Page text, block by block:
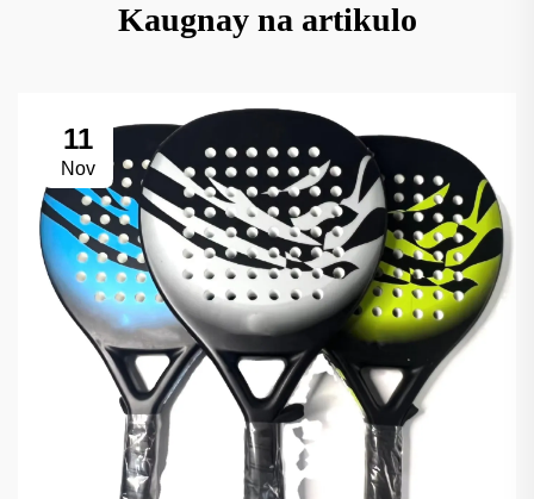
Kaugnay na artikulo
11
Nov